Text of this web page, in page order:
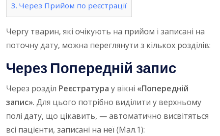
3. Через Прийом по реєстрації
Чергу тварин, які очікують на прийом і записані на
поточну дату, можна переглянути з кількох розділів:
Через Попередній запис
Через розділ Реєстратура у вікні «Попередній
запис». Для цього потрібно виділити у верхньому
полі дату, що цікавить, — автоматично висвітяться
всі пацієнти, записані на неї (Мал.1):